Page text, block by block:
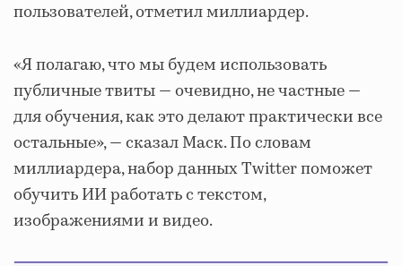
пользователей, отметил миллиардер.
«Я полагаю, что мы будем использовать
публичные твиты — очевидно, не частные —
для обучения, как это делают практически все
остальные», — сказал Маск. По словам
миллиардера, набор данных Twitter поможет
обучить ИИ работать с текстом,
изображениями и видео.